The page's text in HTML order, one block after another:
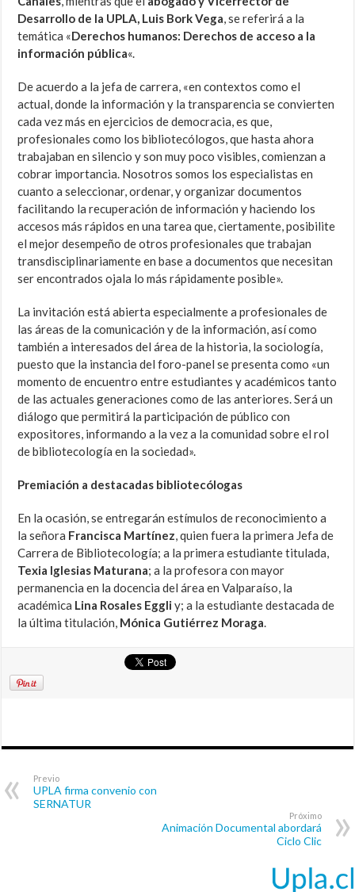
Desarrollo de la UPLA, Luis Bork Vega, se referirá a la
temática «Derechos humanos: Derechos de acceso a la
información pública«.
De acuerdo a la jefa de carrera, «en contextos como el
actual, donde la información y la transparencia se convierten
cada vez más en ejercicios de democracia, es que,
profesionales como los bibliotecólogos, que hasta ahora
trabajaban en silencio y son muy poco visibles, comienzan a
cobrar importancia. Nosotros somos los especialistas en
cuanto a seleccionar, ordenar, y organizar documentos
facilitando la recuperación de información y haciendo los
accesos más rápidos en una tarea que, ciertamente, posibilite
el mejor desempeño de otros profesionales que trabajan
transdisciplinariamente en base a documentos que necesitan
ser encontrados ojala lo más rápidamente posible».
La invitación está abierta especialmente a profesionales de
las áreas de la comunicación y de la información, así como
también a interesados del área de la historia, la sociología,
puesto que la instancia del foro-panel se presenta como «un
momento de encuentro entre estudiantes y académicos tanto
de las actuales generaciones como de las anteriores. Será un
diálogo que permitirá la participación de público con
expositores, informando a la vez a la comunidad sobre el rol
de bibliotecología en la sociedad».
Premiación a destacadas bibliotecólogas
En la ocasión, se entregarán estímulos de reconocimiento a
la señora Francisca Martínez, quien fuera la primera Jefa de
Carrera de Bibliotecología; a la primera estudiante titulada,
Texia Iglesias Maturana; a la profesora con mayor
permanencia en la docencia del área en Valparaíso, la
académica Lina Rosales Eggli y; a la estudiante destacada de
la última titulación, Mónica Gutiérrez Moraga.
Previo
UPLA firma convenio con
SERNATUR
Próximo
Animación Documental abordará
Ciclo Clic